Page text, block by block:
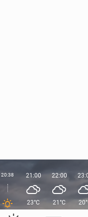
20:38 21:00
23°C
22:00
21°C